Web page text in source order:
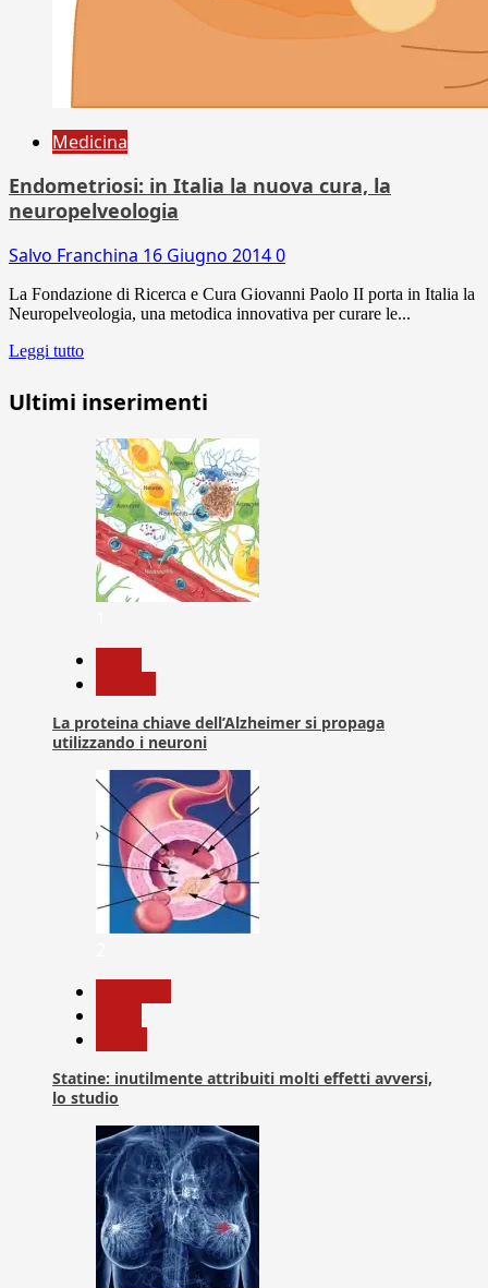
Medicina
Endometriosi: in Italia la nuova cura, la
neuropelveologia
Salvo Franchina 16 Giugno 20140
La Fondazione di Ricerca e Cura Giovanni Paolo II porta in Italia la
Neuropelveologia, una metodica innovativa per curare le...
Leggi tutto
Ultimi inserimenti
La proteina chiave dell’Alzheimer si propaga
utilizzando i neuroni
Statine: inutilmente attribuiti molti effetti avversi,
lo studio